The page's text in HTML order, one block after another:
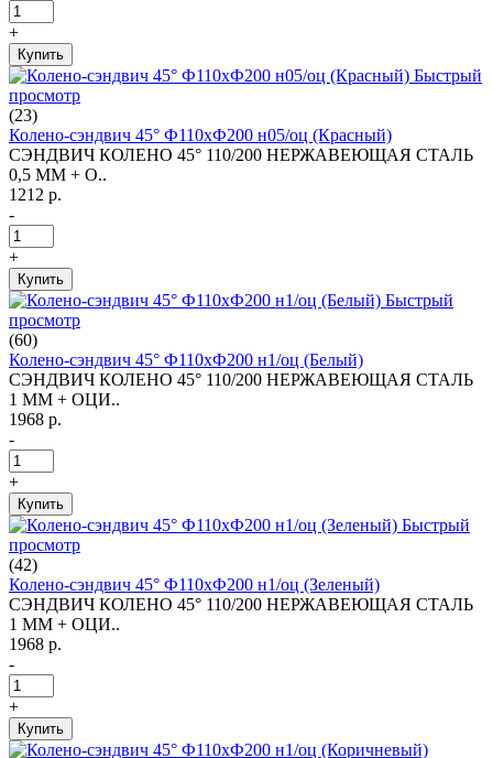
+
Купить
Быстрый
просмотр
(23)
Колено-сэндвич 45° Ф110хФ200 н05/оц (Красный)
СЭНДВИЧ КОЛЕНО 45° 110/200 НЕРЖАВЕЮЩАЯ СТАЛЬ
0,5 ММ + О..
1212 р.
-
+
Купить
Быстрый
просмотр
(60)
Колено-сэндвич 45° Ф110хФ200 н1/оц (Белый)
СЭНДВИЧ КОЛЕНО 45° 110/200 НЕРЖАВЕЮЩАЯ СТАЛЬ
1 ММ + ОЦИ..
1968 р.
-
+
Купить
Быстрый
просмотр
(42)
Колено-сэндвич 45° Ф110хФ200 н1/оц (Зеленый)
СЭНДВИЧ КОЛЕНО 45° 110/200 НЕРЖАВЕЮЩАЯ СТАЛЬ
1 ММ + ОЦИ..
1968 р.
-
+
Купить